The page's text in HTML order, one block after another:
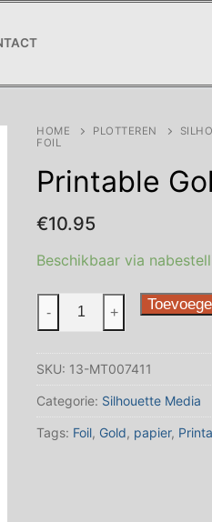
HOME PLOTTEREN
FOIL
Printable
€10.95
Beschikbaar via
Printable
Gold
Foil
aantal
- +
SKU: 13-MT007411
Categorie: Silhouette Media
Tags: Foil, Gold, papier,